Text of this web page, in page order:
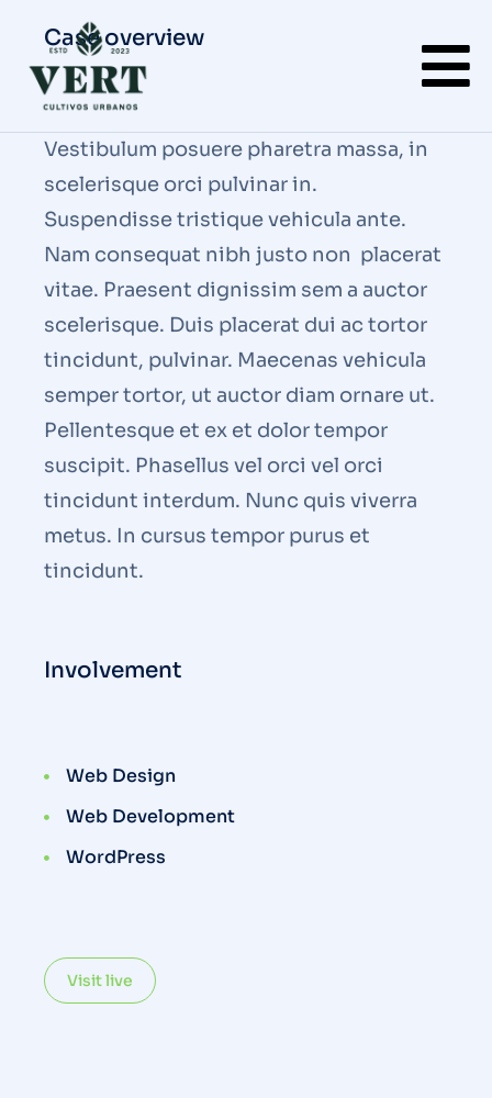
Case overview
Vestibulum posuere pharetra massa, in
scelerisque orci pulvinar in.
Suspendisse tristique vehicula ante.
Nam consequat nibh justo non placerat
vitae. Praesent dignissim sem a auctor
scelerisque. Duis placerat dui ac tortor
tincidunt, pulvinar. Maecenas vehicula
semper tortor, ut auctor diam ornare ut.
Pellentesque et ex et dolor tempor
suscipit. Phasellus vel orci vel orci
tincidunt interdum. Nunc quis viverra
metus. In cursus tempor purus et
tincidunt.
Involvement
Web Design
Web Development
WordPress
Visit live